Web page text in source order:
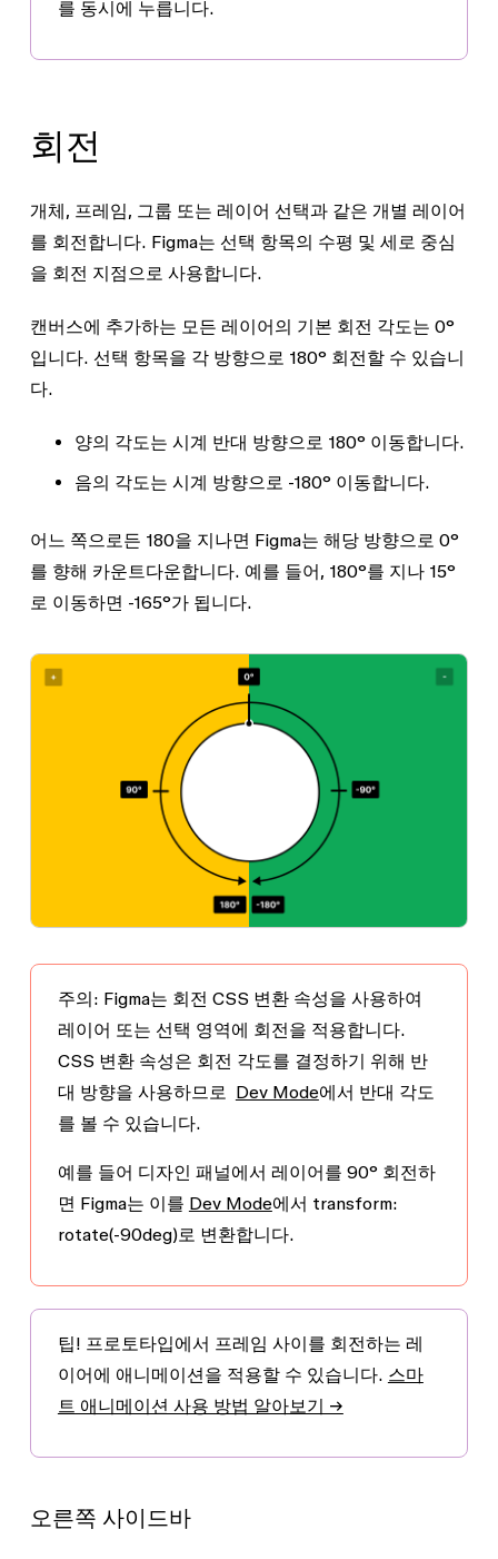
를 동시에 누릅니다.
회전
개체, 프레임, 그룹 또는 레이어 선택과 같은 개별 레이어
를 회전합니다. Figma는 선택 항목의 수평 및 세로 중심
을 회전 지점으로 사용합니다.
캔버스에 추가하는 모든 레이어의 기본 회전 각도는 0°
입니다. 선택 항목을 각 방향으로 180°회전할 수 있습니
다.
양의 각도는 시계 반대 방향으로 180°이동합니다.
음의 각도는 시계 방향으로 -180°이동합니다.
어느 쪽으로든 180을 지나면 Figma는 해당 방향으로 0°
를 향해 카운트다운합니다. 예를 들어, 180°를 지나 15°
로 이동하면 -165°가 됩니다.
주의: Figma는 회전 CSS 변환 속성을 사용하여
레이어 또는 선택 영역에 회전을 적용합니다.
CSS 변환 속성은 회전 각도를 결정하기 위해 반
대 방향을 사용하므로 Dev Mode에서 반대 각도
를 볼 수 있습니다.
예를 들어 디자인 패널에서 레이어를 90°회전하
면 Figma는 이를 Dev Mode에서 transform:
rotate(-90deg)로 변환합니다.
팁! 프로토타입에서 프레임 사이를 회전하는 레
이어에 애니메이션을 적용할 수 있습니다. 스마
트 애니메이션 사용 방법 알아보기 →
오른쪽 사이드바